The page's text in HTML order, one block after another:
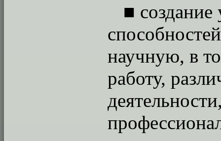
■ создание
научную, в
работу,